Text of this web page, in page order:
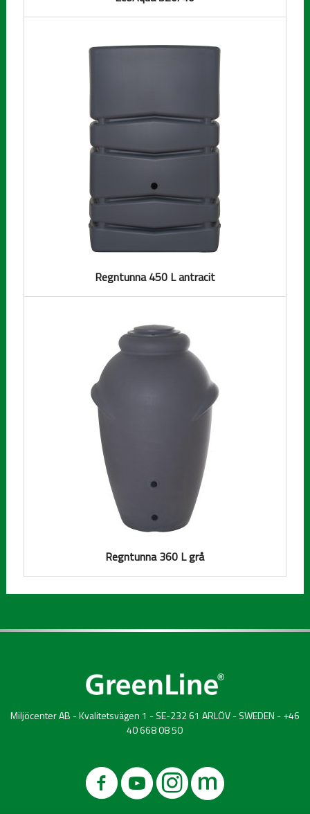
Regntunna 450 L antracit
Regntunna 360 L grå
Miljöcenter AB - Kvalitetsvägen 1 - SE-232 61 ARLÖV - SWEDEN - +46
40 668 08 50